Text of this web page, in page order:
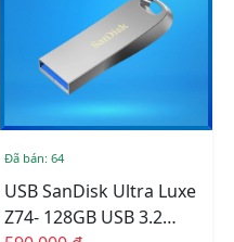
Đã bán: 64
USB SanDisk Ultra Luxe
Z74- 128GB USB 3.2